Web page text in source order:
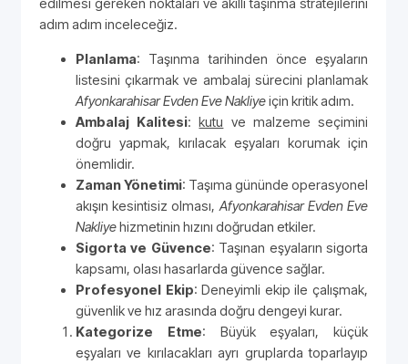
edilmesi gereken noktaları ve akıllı taşınma stratejilerini
adım adım inceleceğiz.
Planlama: Taşınma tarihinden önce eşyaların
listesini çıkarmak ve ambalaj sürecini planlamak
Afyonkarahisar Evden Eve Nakliyeiçin kritik adım.
Ambalaj Kalitesi:kutu ve malzeme seçimini
doğru yapmak, kırılacak eşyaları korumak için
önemlidir.
Zaman Yönetimi: Taşıma gününde operasyonel
akışın kesintisiz olması, Afyonkarahisar Evden Eve
Nakliyehizmetinin hızını doğrudan etkiler.
Sigorta ve Güvence: Taşınan eşyaların sigorta
kapsamı, olası hasarlarda güvence sağlar.
Profesyonel Ekip: Deneyimli ekip ile çalışmak,
güvenlik ve hız arasında doğru dengeyi kurar.
Kategorize Etme: Büyük eşyaları, küçük
eşyaları ve kırılacakları ayrı gruplarda toparlayıp